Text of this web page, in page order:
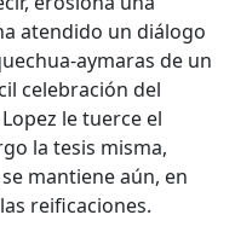
atendido un diálogo
aymaras de un
celebración del
le tuerce el
la tesis misma,
mantiene aún, en
reificaciones.